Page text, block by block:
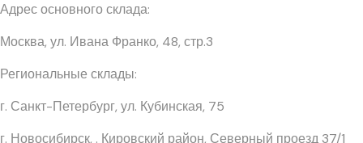
Адрес основного склада:
Москва, ул. Ивана Франко, 48, стр.3
Региональные склады:
г. Санкт-Петербург, ул. Кубинская, 75
г. Новосибирск, . Кировский район, Северный проезд 37/1